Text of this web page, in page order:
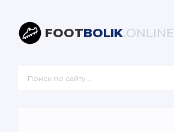
FOOTBOLIK.ONLINE